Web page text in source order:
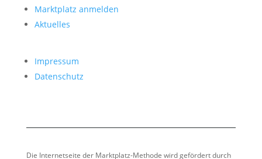
Marktplatz anmelden
Aktuelles
Impressum
Datenschutz
Die Internetseite der Marktplatz-Methode wird gefördert durch